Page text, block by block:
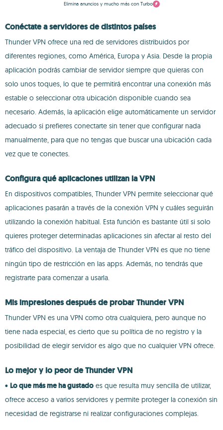
Elimina anuncios y mucho más con Turbo
Conéctate a servidores de distintos países
Thunder VPN ofrece una red de servidores distribuidos por
diferentes regiones, como América, Europa y Asia. Desde la propia
aplicación podrás cambiar de servidor siempre que quieras con
solo unos toques, lo que te permitirá encontrar una conexión más
estable o seleccionar otra ubicación disponible cuando sea
necesario. Además, la aplicación elige automáticamente un servidor
adecuado si prefieres conectarte sin tener que configurar nada
manualmente, para que no tengas que buscar una ubicación cada
vez que te conectes.
Configura qué aplicaciones utilizan la VPN
En dispositivos compatibles, Thunder VPN permite seleccionar qué
aplicaciones pasarán a través de la conexión VPN y cuáles seguirán
utilizando la conexión habitual. Esta función es bastante útil si solo
quieres proteger determinadas aplicaciones sin afectar al resto del
tráfico del dispositivo. La ventaja de Thunder VPN es que no tiene
ningún tipo de restricción en las apps. Además, no tendrás que
registrarte para comenzar a usarla.
Mis impresiones después de probar Thunder VPN
Thunder VPN es una VPN como otra cualquiera, pero aunque no
tiene nada especial, es cierto que su política de no registro y la
posibilidad de elegir servidor es algo que no cualquier VPN ofrece.
Lo mejor y lo peor de Thunder VPN
• Lo que más me ha gustado es que resulta muy sencilla de utilizar,
ofrece acceso a varios servidores y permite proteger la conexión sin
necesidad de registrarse ni realizar configuraciones complejas.